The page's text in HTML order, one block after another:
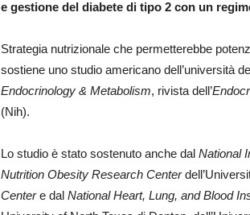
e gestione del diabete di tipo 2 con un
Strategia nutrizionale che permetterebbe
sostiene uno studio americano dell’università
Endocrinology & Metabolism, rivista dell’
(Nih).
Lo studio è stato sostenuto anche dal National
Nutrition Obesity Research Center
Centere dal National Heart, Lung, and Blood